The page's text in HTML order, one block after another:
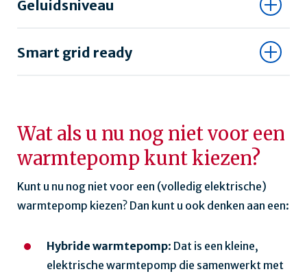
Geluidsniveau
Smart grid ready
Wat als u nu nog niet voor een
warmtepomp kunt kiezen?
Kunt u nu nog niet voor een (volledig elektrische)
warmtepomp kiezen? Dan kunt u ook denken aan een:
Hybride warmtepomp: Dat is een kleine,
elektrische warmtepomp die samenwerkt met